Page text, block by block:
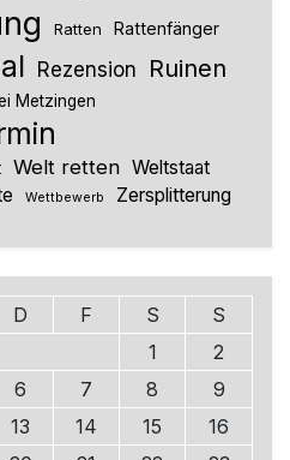
Ratten Rattenfänger
Rezension Ruinen
Metzingen
Welt retten Weltstaat
Wettbewerb Zersplitterung
D F S
S
1
2
6 7 8
9
13 14 15
16